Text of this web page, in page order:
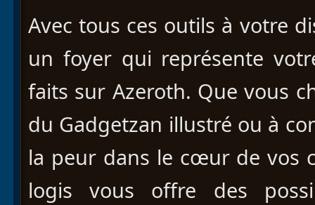
Avec tous ces outils à votre
un foyer qui représente
faits sur Azeroth. Que vous
du Gadgetzan illustré ou à
la peur dans le cœur de vos
logis vous offre des